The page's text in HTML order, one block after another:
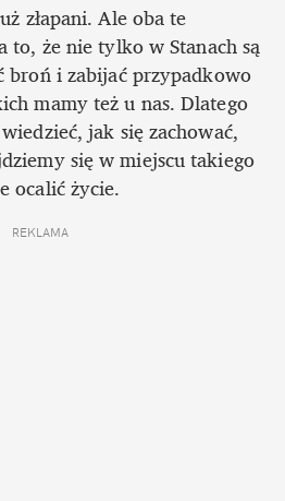
złapani. Ale oba te
to, że nie tylko w Stanach są
broń i zabijać przypadkowo
mamy też u nas. Dlatego
jak się zachować,
się w miejscu takiego
ocalić życie.
REKLAMA